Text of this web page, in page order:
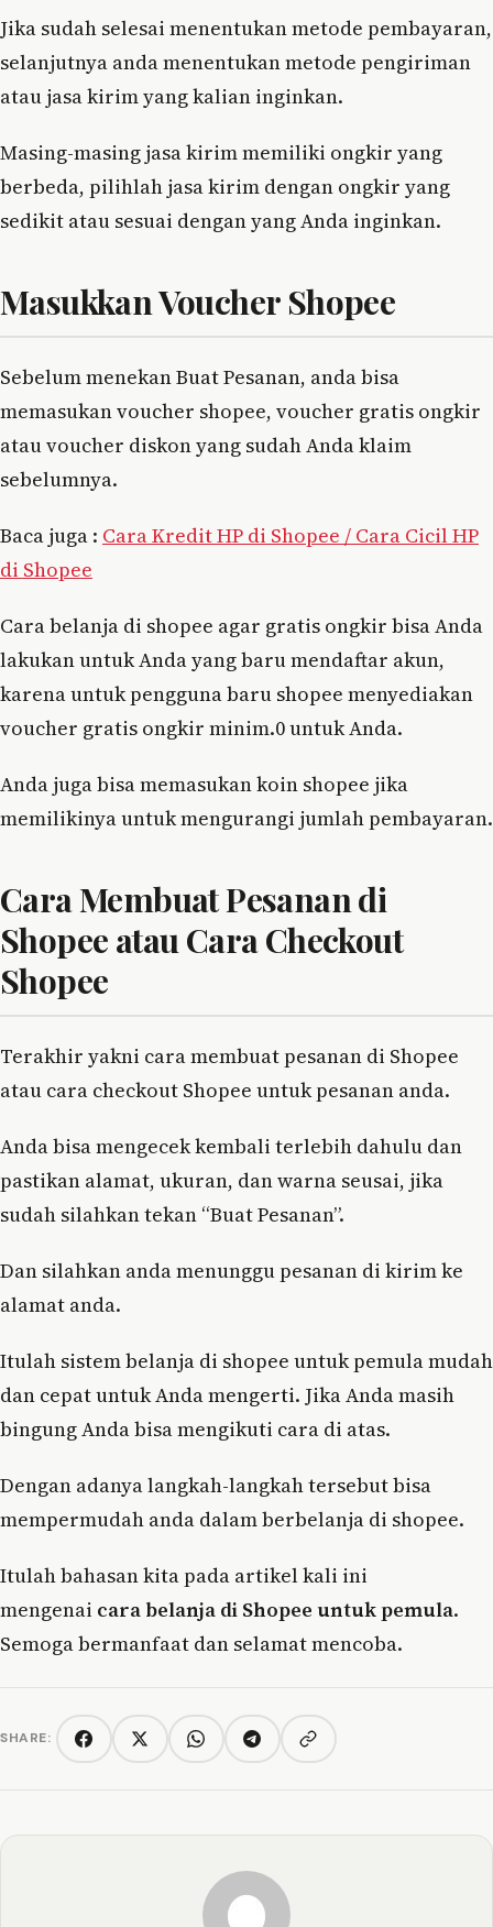
Jika sudah selesai menentukan metode pembayaran,
selanjutnya anda menentukan metode pengiriman
atau jasa kirim yang kalian inginkan.
Masing-masing jasa kirim memiliki ongkir yang
berbeda, pilihlah jasa kirim dengan ongkir yang
sedikit atau sesuai dengan yang Anda inginkan.
Masukkan Voucher Shopee
Sebelum menekan Buat Pesanan, anda bisa
memasukan voucher shopee, voucher gratis ongkir
atau voucher diskon yang sudah Anda klaim
sebelumnya.
Baca juga : Cara Kredit HP di Shopee / Cara Cicil HP
di Shopee
Cara belanja di shopee agar gratis ongkir bisa Anda
lakukan untuk Anda yang baru mendaftar akun,
karena untuk pengguna baru shopee menyediakan
voucher gratis ongkir minim.0 untuk Anda.
Anda juga bisa memasukan koin shopee jika
memilikinya untuk mengurangi jumlah pembayaran.
Cara Membuat Pesanan di
Shopee atau Cara Checkout
Shopee
Terakhir yakni cara membuat pesanan di Shopee
atau cara checkout Shopee untuk pesanan anda.
Anda bisa mengecek kembali terlebih dahulu dan
pastikan alamat, ukuran, dan warna seusai, jika
sudah silahkan tekan “Buat Pesanan”.
Dan silahkan anda menunggu pesanan di kirim ke
alamat anda.
Itulah sistem belanja di shopee untuk pemula mudah
dan cepat untuk Anda mengerti. Jika Anda masih
bingung Anda bisa mengikuti cara di atas.
Dengan adanya langkah-langkah tersebut bisa
mempermudah anda dalam berbelanja di shopee.
Itulah bahasan kita pada artikel kali ini
mengenai cara belanja di Shopee untuk pemula.
Semoga bermanfaat dan selamat mencoba.
SHARE: FacebookTwitter/XWhatsAppTelegramCopy link